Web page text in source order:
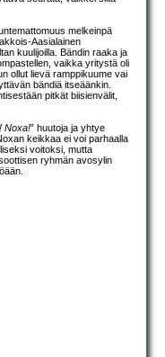
melkeinpä
Aasialainen
kuulijoilla. Bändin raaka ja
vaikka yritystä oli
ollut lievä ramppikuume vai
bändiä itseäänkin.
pitkät biisienvälit,
Noxa!” huutoja ja yhtye
keikkaa ei voi parhaalla
voitoksi, mutta
ryhmän avosylin